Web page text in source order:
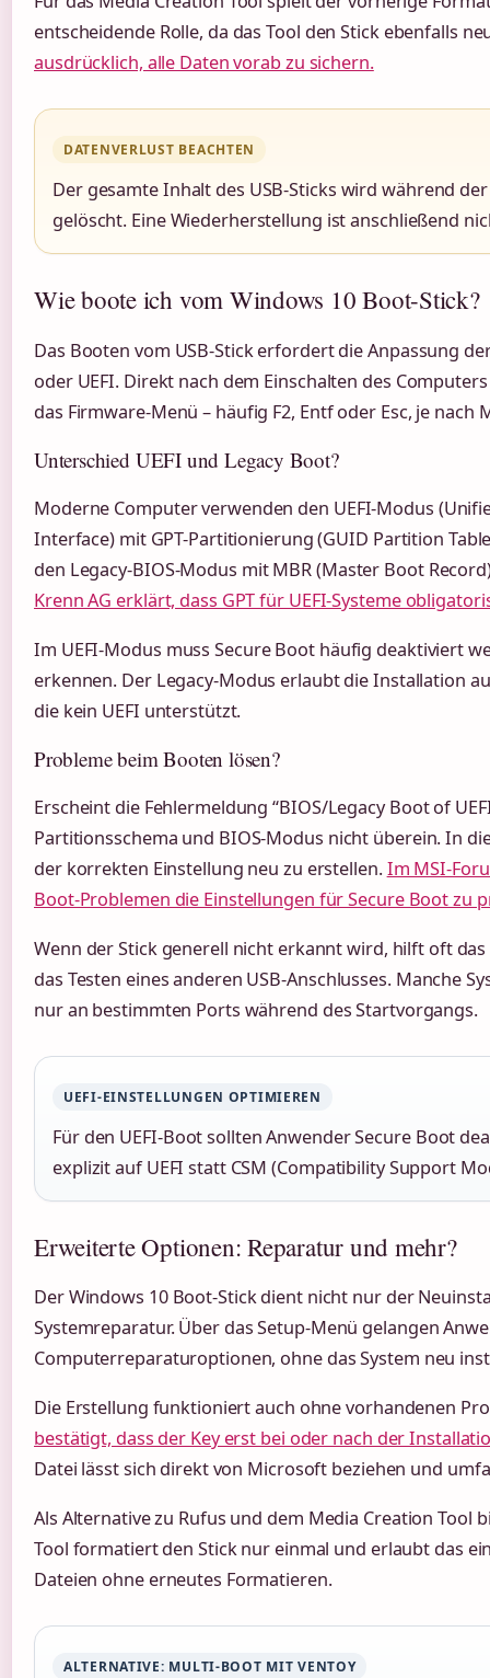
entscheidende Rolle, da das Tool den Stick ebenfalls
ausdrücklich, alle Daten vorab zu sichern.
DATENVERLUST BEACHTEN
Der gesamte Inhalt des USB-Sticks wird während
gelöscht. Eine Wiederherstellung ist anschließend
Wie boote ich vom Windows 10 Boot-Stick?
Das Booten vom USB-Stick erfordert die Anpassung
oder UEFI. Direkt nach dem Einschalten des
das Firmware-Menü – häufig F2, Entf oder Esc, je nach
Unterschied UEFI und Legacy Boot?
Moderne Computer verwenden den UEFI-Modus
Interface) mit GPT-Partitionierung (GUID Partition
den Legacy-BIOS-Modus mit MBR (Master Boot
Krenn AG erklärt, dass GPT für UEFI-Systeme
Im UEFI-Modus muss Secure Boot häufig deaktiviert
erkennen. Der Legacy-Modus erlaubt die Installation
die kein UEFI unterstützt.
Probleme beim Booten lösen?
Erscheint die Fehlermeldung “BIOS/Legacy Boot of
Partitionsschema und BIOS-Modus nicht überein. In
der korrekten Einstellung neu zu erstellen.Im MSI-
Boot-Problemen die Einstellungen für Secure Boot zu
Wenn der Stick generell nicht erkannt wird, hilft oft
das Testen eines anderen USB-Anschlusses. Manche
nur an bestimmten Ports während des Startvorgangs.
UEFI-EINSTELLUNGEN OPTIMIEREN
Für den UEFI-Boot sollten Anwender Secure Boot
explizit auf UEFI statt CSM (Compatibility Support
Erweiterte Optionen: Reparatur und mehr?
Der Windows 10 Boot-Stick dient nicht nur der
Systemreparatur. Über das Setup-Menü gelangen
Computerreparaturoptionen, ohne das System neu
Die Erstellung funktioniert auch ohne vorhandenen
bestätigt, dass der Key erst bei oder nach der
Datei lässt sich direkt von Microsoft beziehen und
Als Alternative zu Rufus und dem Media Creation Tool
Tool formatiert den Stick nur einmal und erlaubt das
Dateien ohne erneutes Formatieren.
ALTERNATIVE: MULTI-BOOT MIT VENTOY